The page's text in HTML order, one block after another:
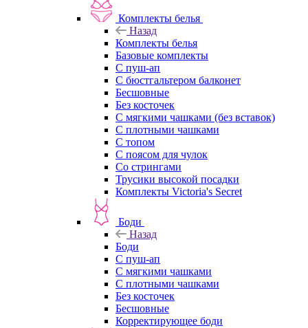
Комплекты белья
Назад
Комплекты белья
Базовые комплекты
С пуш-ап
С бюстгальтером балконет
Бесшовные
Без косточек
С мягкими чашками (без вставок)
С плотными чашками
С топом
С поясом для чулок
Со стрингами
Трусики высокой посадки
Комплекты Victoria's Secret
Боди
Назад
Боди
С пуш-ап
С мягкими чашками
С плотными чашками
Без косточек
Бесшовные
Корректирующее боди